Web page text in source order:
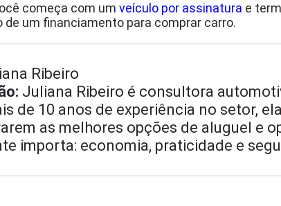
começa com um veículo por assinatura e
de um financiamento para comprar carro.
Ribeiro
Juliana Ribeiro é consultora
de 10 anos de experiência no setor,
as melhores opções de aluguel e
importa: economia, praticidade e